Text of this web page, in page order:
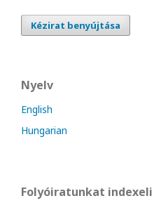
Kézirat benyújtása
Nyelv
English
Hungarian
Folyóiratunkat indexeli